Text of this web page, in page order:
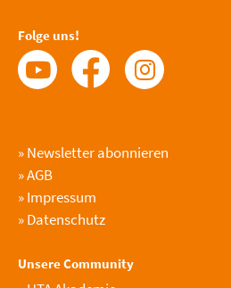
Folge uns!
»Newsletter abonnieren
»AGB
»Impressum
»Datenschutz
Unsere Community